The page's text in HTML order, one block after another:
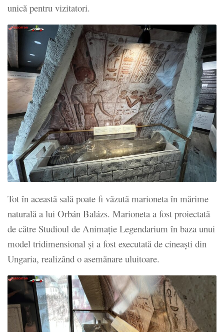
unică pentru vizitatori.
Tot în această sală poate fi văzută marioneta în mărime
naturală a lui Orbán Balázs. Marioneta a fost proiectată
de către Studioul de Animație Legendarium în baza unui
model tridimensional și a fost executată de cineaști din
Ungaria, realizând o asemănare uluitoare.